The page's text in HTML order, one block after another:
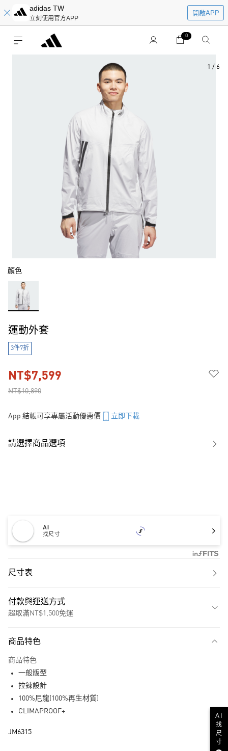
adidas TW
立刻使用官方APP
開啟APP
0
1 / 6
顏色
運動外套
3件7折
NT$10,890
NT$7,599
App 結帳可享專屬活動優惠價 立即下載
請選擇商品選項
AI
找尺寸
尺寸表
付款與運送方式
超取滿NT$1,500免運
LINE Pay
運送方式
商品特色
商品特色
一般版型
拉鍊設計
100%尼龍(100%再生材質)
CLIMAPROOF+
JM6315
AI
找
尺
寸